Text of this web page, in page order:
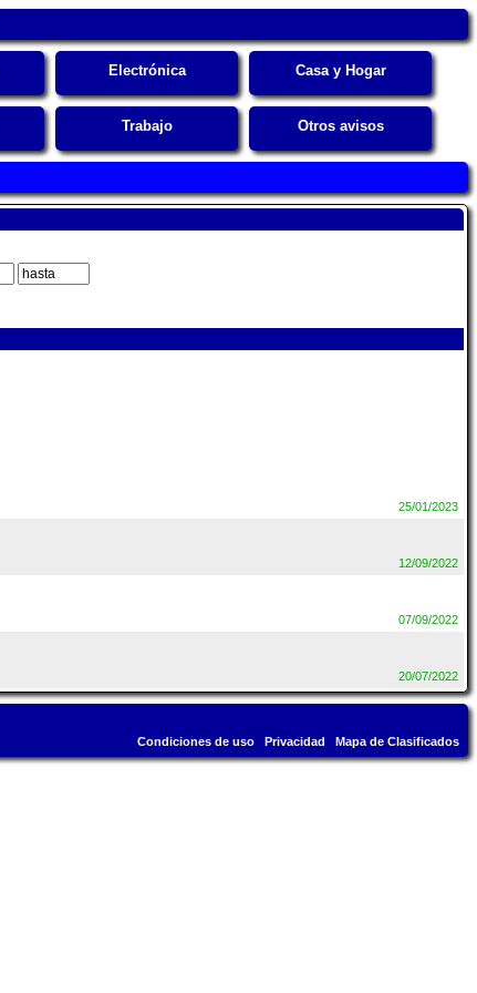
Electrónica Casa y Hogar
Trabajo Otros avisos
25/01/2023
12/09/2022
07/09/2022
20/07/2022
Condiciones de uso Privacidad Mapa de Clasificados